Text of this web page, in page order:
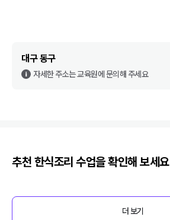
대구 동구
자세한 주소는 교육원에 문의해 주세요
추천 한식조리 수업을 확인해 보세요
더 보기